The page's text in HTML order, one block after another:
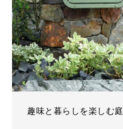
趣味と暮らしを楽しむ庭